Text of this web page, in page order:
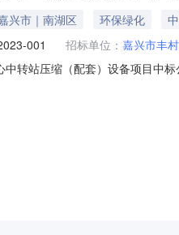
兴市｜南湖区 环保绿化
001 招标单位： 嘉兴市丰
中转站压缩（配套）设备项目中
2023-001招标方式公开招